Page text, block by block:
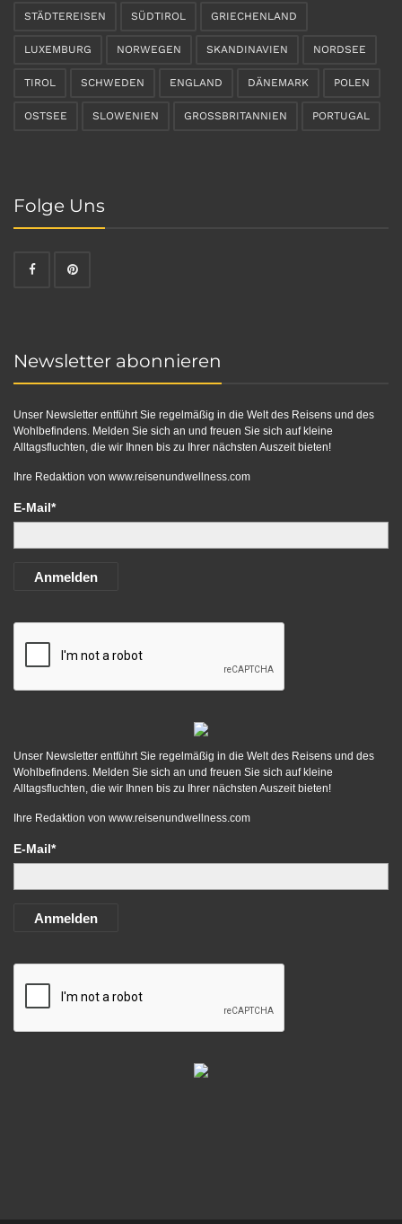
STÄDTEREISEN SÜDTIROL GRIECHENLAND
LUXEMBURG NORWEGEN SKANDINAVIEN NORDSEE
TIROL SCHWEDEN ENGLAND DÄNEMARK POLEN
OSTSEE SLOWENIEN GROSSBRITANNIEN PORTUGAL
Folge Uns
Newsletter abonnieren
Unser Newsletter entführt Sie regelmäßig in die Welt des Reisens und des
Wohlbefindens. Melden Sie sich an und freuen Sie sich auf kleine
Alltagsfluchten, die wir Ihnen bis zu Ihrer nächsten Auszeit bieten!
Ihre Redaktion von www.reisenundwellness.com
E-Mail*
Anmelden
Unser Newsletter entführt Sie regelmäßig in die Welt des Reisens und des
Wohlbefindens. Melden Sie sich an und freuen Sie sich auf kleine
Alltagsfluchten, die wir Ihnen bis zu Ihrer nächsten Auszeit bieten!
Ihre Redaktion von www.reisenundwellness.com
E-Mail*
Anmelden